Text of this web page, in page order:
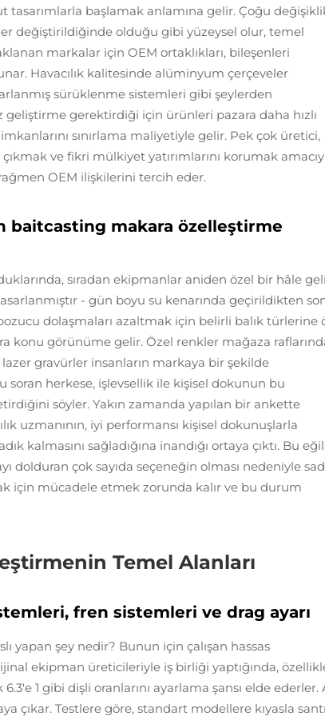
başlamak anlamına gelir. Çoğu
değiştirildiğinde olduğu gibi yüzeysel olur, temel
markalar için OEM ortaklıkları, bileşenleri
Havacılık kalitesinde alüminyum çerçeveler
sürüklenme sistemleri gibi şeylerden
geliştirme gerektirdiği için ürünleri pazara daha hızlı
sınırlama maliyetiyle gelir. Pek çok üretici,
ve fikri mülkiyet yatırımlarını korumak
OEM ilişkilerini tercih eder.
baitcasting makara özelleştirme
sıradan ekipmanlar aniden özel bir hâle
- gün boyu su kenarında geçirildikten
dolaşmaları azaltmak için belirli balık türlerine
konu görünüme gelir. Özel renkler mağaza
gravürler insanların markaya bir şekilde
soran herkese, işlevsellik ile kişisel dokunun bu
söyler. Yakın zamanda yapılan bir ankette
uzmanının, iyi performansı kişisel dokunuşlarla
kalmasını sağladığına inandığı ortaya çıktı. Bu
dolduran çok sayıda seçeneğin olması nedeniyle
için mücadele etmek zorunda kalır ve bu durum
Temel Alanları
fren sistemleri ve drag ayarı
yapan şey nedir? Bunun için çalışan hassas
ekipman üreticileriyle iş birliği yaptığında,
1 gibi dişli oranlarını ayarlama şansı elde ederler.
çıkar. Testlere göre, standart modellere kıyasla